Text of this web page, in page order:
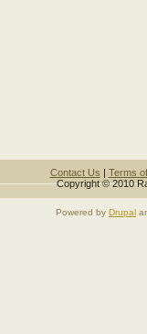
Contact Us | Terms
Copyright © 2010
Powered by Drupal